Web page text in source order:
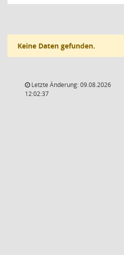
Keine Daten gefunden.
Letzte Änderung: 09.08.2026
12:02:37